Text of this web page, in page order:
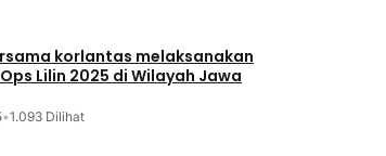
korlantas melaksanakan
Lilin 2025 di Wilayah Jawa
•1.093 Dilihat